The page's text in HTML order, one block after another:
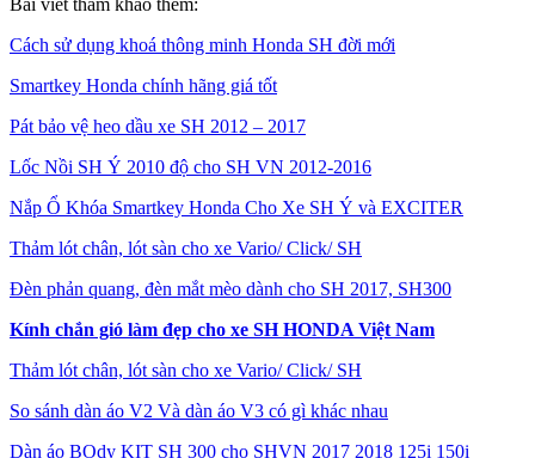
Cách sử dụng khoá thông minh Honda SH đời mới
Smartkey Honda chính hãng giá tốt
Pát bảo vệ heo dầu xe SH 2012 – 2017
Lốc Nồi SH Ý 2010 độ cho SH VN 2012-2016
Nắp Ổ Khóa Smartkey Honda Cho Xe SH Ý và EXCITER
Thảm lót chân, lót sàn cho xe Vario/ Click/ SH
Đèn phản quang, đèn mắt mèo dành cho SH 2017, SH300
Kính chắn gió làm đẹp cho xe SH HONDA Việt Nam
Thảm lót chân, lót sàn cho xe Vario/ Click/ SH
So sánh dàn áo V2 Và dàn áo V3 có gì khác nhau
Dàn áo BOdy KIT SH 300 cho SHVN 2017 2018 125i 150i